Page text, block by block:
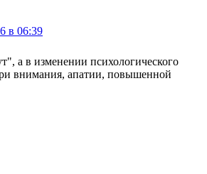
в 06:39
а в изменении психологического
внимания, апатии, повышенной